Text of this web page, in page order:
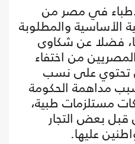
في مصر من
الأساسية والمطلوبة
فضلا عن شكاوى
من اختفاء
تحتوي على نسب
مداهمة الحكومة
مستلزمات طبية،
قبل بعض التجار
عليها.